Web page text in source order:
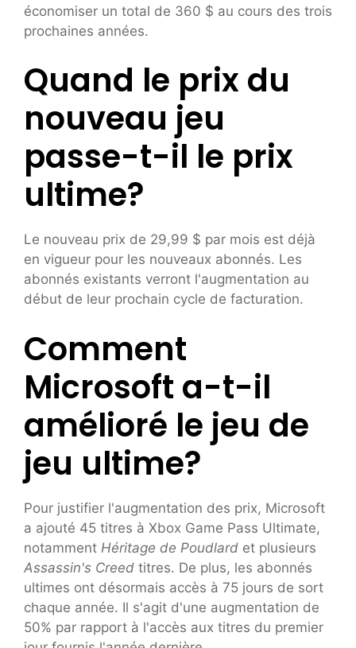
économiser un total de 360 ​​$ au cours des trois
prochaines années.
Quand le prix du
nouveau jeu
passe-t-il le prix
ultime?
Le nouveau prix de 29,99 $ par mois est déjà
en vigueur pour les nouveaux abonnés. Les
abonnés existants verront l'augmentation au
début de leur prochain cycle de facturation.
Comment
Microsoft a-t-il
amélioré le jeu de
jeu ultime?
Pour justifier l'augmentation des prix, Microsoft
a ajouté 45 titres à Xbox Game Pass Ultimate,
notamment Héritage de Poudlard et plusieurs
Assassin's Creed titres. De plus, les abonnés
ultimes ont désormais accès à 75 jours de sort
chaque année. Il s'agit d'une augmentation de
50% par rapport à l'accès aux titres du premier